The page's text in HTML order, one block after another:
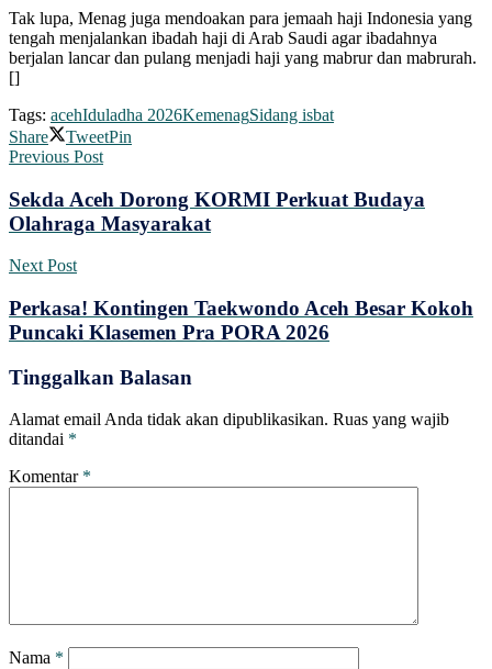
Tak lupa, Menag juga mendoakan para jemaah haji Indonesia yang
tengah menjalankan ibadah haji di Arab Saudi agar ibadahnya
berjalan lancar dan pulang menjadi haji yang mabrur dan mabrurah.
[]
Tags: acehIduladha 2026KemenagSidang isbat
Share
TweetPin
Previous Post
Sekda Aceh Dorong KORMI Perkuat Budaya
Olahraga Masyarakat
Next Post
Perkasa! Kontingen Taekwondo Aceh Besar Kokoh
Puncaki Klasemen Pra PORA 2026
Tinggalkan Balasan
Alamat email Anda tidak akan dipublikasikan. Ruas yang wajib
ditandai *
Komentar *
Nama *